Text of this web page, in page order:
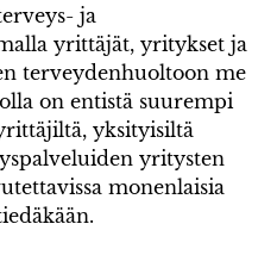
ja
yrittäjät, yritykset ja
terveydenhuoltoon me
on entistä suurempi
yksityisiltä
yritysten
monenlaisia